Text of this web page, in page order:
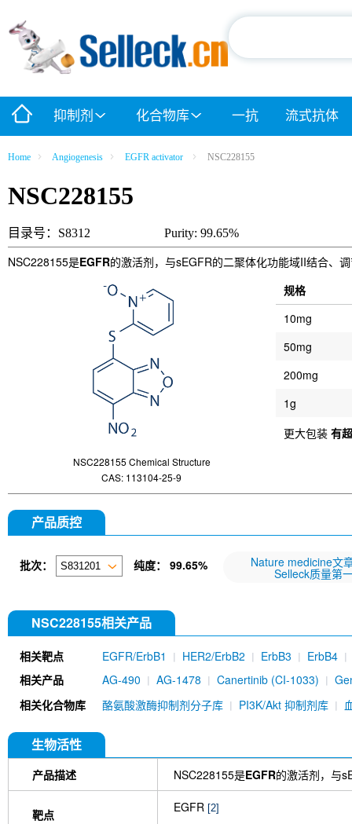
抑制剂 化合物库 一抗 流式抗体
Home Angiogenesis EGFR activator NSC228155
NSC228155
目录号：S8312 Purity: 99.65%
NSC228155是EGFR的激活剂，与sEGFR的二聚体化功能域II结合、
NSC228155 Chemical Structure
CAS: 113104-25-9
规格
10mg
50mg
200mg
1g
更大包装 有
产品质控
批次： 纯度： 99.65% Nature medicine文
Selleck质量第
NSC228155相关产品
相关靶点 EGFR/ErbB1 HER2/ErbB2 ErbB3
ErbB4
相关产品
AG-490 AG-1478 Canertinib (CI-1033)
AST-1306
Lazertinib (YH25448)
Varlitinib
zipalertinib (TAS6417)
EAI045
Avitinib (Abivertinib)
Furmonertinib
WZ3146 Tyrphostin 9
CNX-
Cyasterone
AG 555 TQB3804
BI-4020
Necitumumab (anti-EGFR)
相关化合物库 酪氨酸激酶抑制剂分子库 PI3K/Akt 抑制剂库
生物活性
产品描述 NSC228155是EGFR的激活剂，与
靶点 EGFR [2]